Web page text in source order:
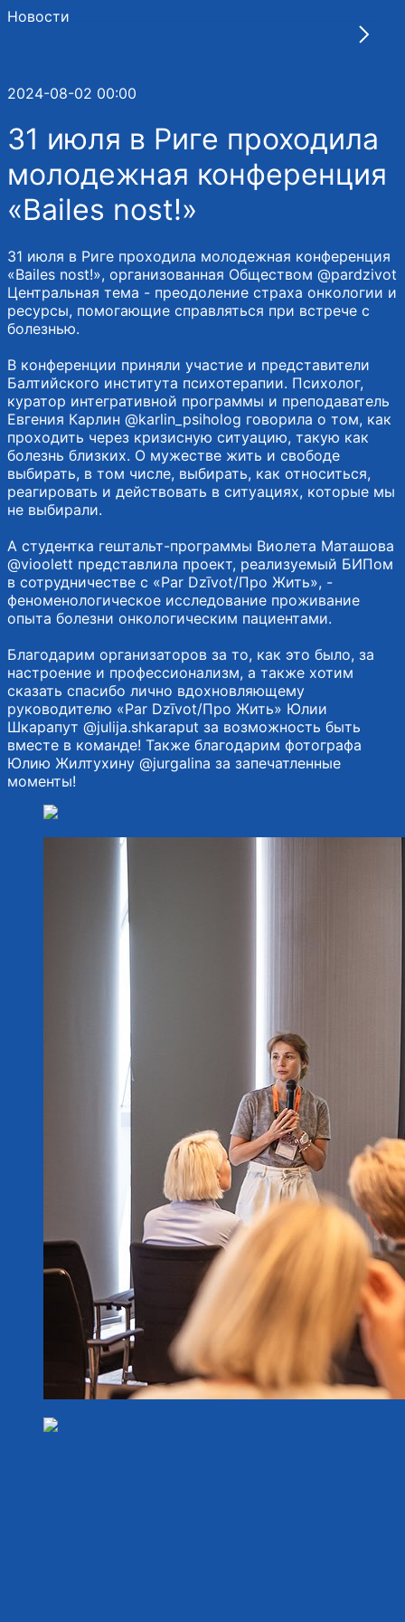
Новости
2024-08-02 00:00
31 июля в Риге проходила
молодежная конференция
«Bailes nost!»
31 июля в Риге проходила молодежная конференция
«Bailes nost!», организованная Обществом @pardzivot
Центральная тема - преодоление страха онкологии и
ресурсы, помогающие справляться при встрече с
болезнью.
В конференции приняли участие и представители
Балтийского института психотерапии. Психолог,
куратор интегративной программы и преподаватель
Евгения Карлин @karlin_psiholog говорила о том, как
проходить через кризисную ситуацию, такую как
болезнь близких. О мужестве жить и свободе
выбирать, в том числе, выбирать, как относиться,
реагировать и действовать в ситуациях, которые мы
не выбирали.
А студентка гештальт-программы Виолета Маташова
@vioolett представлила проект, реализуемый БИПом
в сотрудничестве с «Par Dzīvot/Про Жить», -
феноменологическое исследование проживание
опыта болезни онкологическим пациентами.
Благодарим организаторов за то, как это было, за
настроение и профессионализм, а также хотим
сказать спасибо лично вдохновляющему
руководителю «Par Dzīvot/Про Жить» Юлии
Шкарапут @julija.shkaraput за возможность быть
вместе в команде! Также благодарим фотографа
Юлию Жилтухину @jurgalina за запечатленные
моменты!